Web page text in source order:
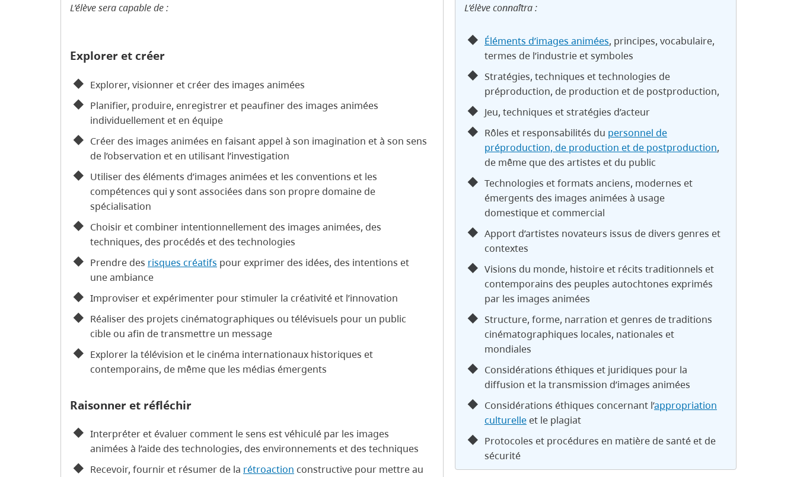
L’élève connaîtra :
Éléments d’images animées, principes, vocabulaire,
termes de l’industrie et symboles
Stratégies, techniques et technologies de
préproduction, de production et de postproduction,
Jeu, techniques et stratégies d’acteur
Rôles et responsabilités du personnel de
préproduction, de production et de postproduction,
de même que des artistes et du public
Technologies et formats anciens, modernes et
émergents des images animées à usage
domestique et commercial
Apport d’artistes novateurs issus de divers genres et
contextes
Visions du monde, histoire et récits traditionnels et
contemporains des peuples autochtones exprimés
par les images animées
Structure, forme, narration et genres de traditions
cinématographiques locales, nationales et
mondiales
Considérations éthiques et juridiques pour la
diffusion et la transmission d’images animées
Considérations éthiques concernant l’appropriation
culturelleet le plagiat
Protocoles et procédures en matière de santé et de
sécurité
L’élève sera capable de :
Explorer et créer
Explorer, visionner et créer des images animées
Planifier, produire, enregistrer et peaufiner des images animées
individuellement et en équipe
Créer des images animées en faisant appel à son imagination et à son sens
de l’observation et en utilisant l’investigation
Utiliser des éléments d’images animées et les conventions et les
compétences qui y sont associées dans son propre domaine de
spécialisation
Choisir et combiner intentionnellement des images animées, des
techniques, des procédés et des technologies
Prendre des risques créatifs pour exprimer des idées, des intentions et
une ambiance
Improviser et expérimenter pour stimuler la créativité et l’innovation
Réaliser des projets cinématographiques ou télévisuels pour un public
cible ou afin de transmettre un message
Explorer la télévision et le cinéma internationaux historiques et
contemporains, de même que les médias émergents
Raisonner et réfléchir
Interpréter et évaluer comment le sens est véhiculé par les images
animées à l’aide des technologies, des environnements et des techniques
Recevoir, fournir et résumer de la rétroaction constructive pour mettre au